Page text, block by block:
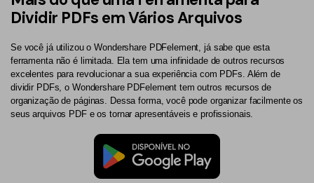
Dividir PDFs em Vários Arquivos
Se você já utilizou o Wondershare PDFelement, já sabe que esta
ferramenta não é limitada. Ela tem uma infinidade de outros recursos
excelentes para revolucionar a sua experiência com PDFs. Além de
dividir PDFs, o Wondershare PDFelement tem outros recursos de
organização de páginas. Dessa forma, você pode organizar facilmente os
seus arquivos PDF e os tornar apresentáveis e profissionais.